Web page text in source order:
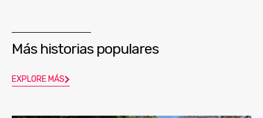
Más historias populares
EXPLORE MÁS